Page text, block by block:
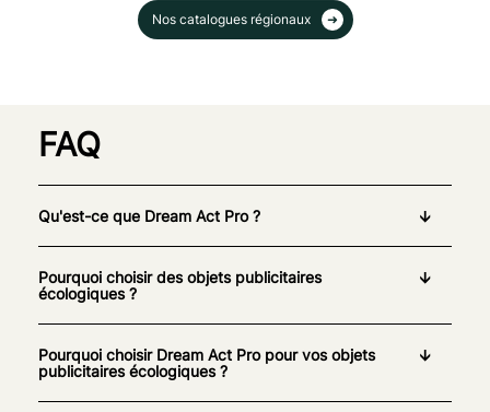
Nos catalogues régionaux
FAQ
Qu'est-ce que Dream Act Pro ?
Pourquoi choisir des objets publicitaires
écologiques ?
Pourquoi choisir Dream Act Pro pour vos objets
publicitaires écologiques ?